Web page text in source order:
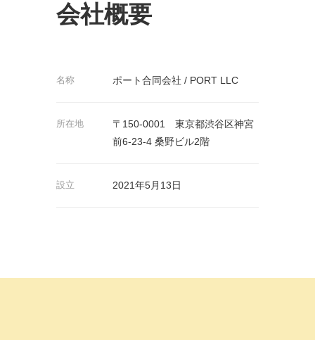
会社概要
名称 ポート合同会社 / PORT LLC
所在地
〒150-0001 東京都渋谷区神宮
前6-23-4 桑野ビル2階
設立 2021年5月13日